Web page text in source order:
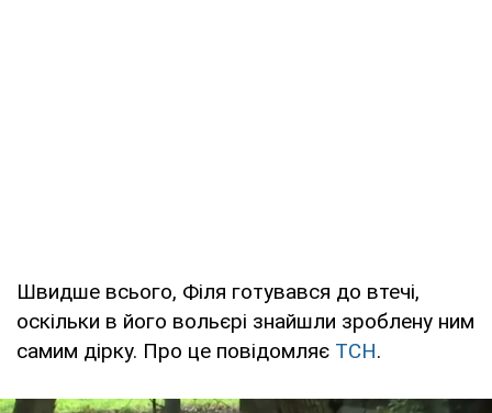
Швидше всього, Філя готувався до втечі,
оскільки в його вольєрі знайшли зроблену ним
самим дірку. Про це повідомляє ТСН.